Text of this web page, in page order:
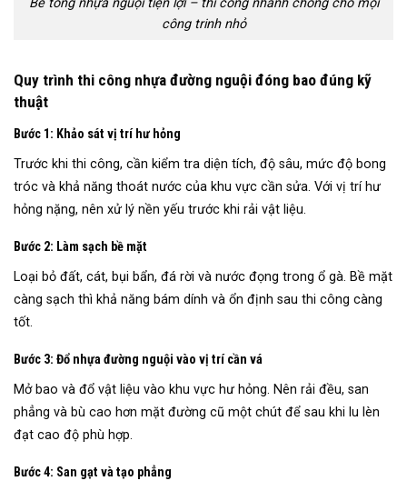
Bê tông nhựa nguội tiện lợi – thi công nhanh chóng cho mọi
công trinh nhỏ
Quy trình thi công nhựa đường nguội đóng bao đúng kỹ
thuật
Bước 1: Khảo sát vị trí hư hỏng
Trước khi thi công, cần kiểm tra diện tích, độ sâu, mức độ bong
tróc và khả năng thoát nước của khu vực cần sửa. Với vị trí hư
hỏng nặng, nên xử lý nền yếu trước khi rải vật liệu.
Bước 2: Làm sạch bề mặt
Loại bỏ đất, cát, bụi bẩn, đá rời và nước đọng trong ổ gà. Bề mặt
càng sạch thì khả năng bám dính và ổn định sau thi công càng
tốt.
Bước 3: Đổ nhựa đường nguội vào vị trí cần vá
Mở bao và đổ vật liệu vào khu vực hư hỏng. Nên rải đều, san
phẳng và bù cao hơn mặt đường cũ một chút để sau khi lu lèn
đạt cao độ phù hợp.
Bước 4: San gạt và tạo phẳng